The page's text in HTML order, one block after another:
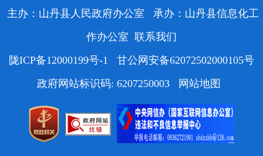
主办：山丹县人民政府办公室
承办：山丹县信息化工
作办公室 联系我们
陇ICP备12000199号-1
甘公网安备62072502000105号
政府网站标识码: 6207250003
网站地图